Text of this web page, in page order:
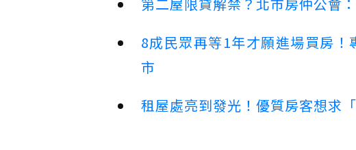
8成民眾再等1年才願進場買房
市
租屋處亮到發光！優質房客想求